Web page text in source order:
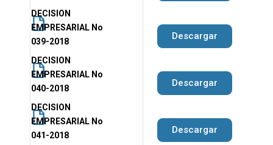
DECISION
EMPRESARIAL No
039-2018
Descargar
DECISION
EMPRESARIAL No
040-2018
Descargar
DECISION
EMPRESARIAL No
041-2018
Descargar